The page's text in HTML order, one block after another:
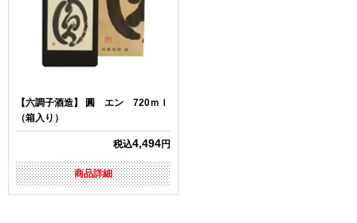
【六調子酒造】 圓 エン 720ｍｌ
（箱入り）
税込4,494円
商品詳細